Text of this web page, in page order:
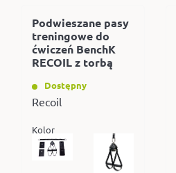
Podwieszane pasy
treningowe do
ćwiczeń BenchK
RECOIL z torbą
Dostępny
Recoil
Kolor